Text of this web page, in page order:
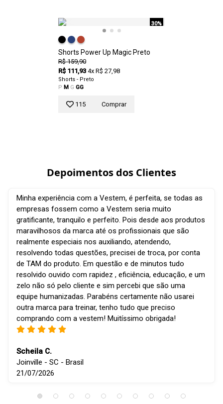
30%
Shorts Power Up Magic Preto
R$ 159,90
R$ 111,93 4x R$ 27,98
Shorts - Preto
P M G GG
115 Comprar
Depoimentos dos Clientes
Minha experiência com a Vestem, é perfeita, se todas as
empresas fossem como a Vestem seria muito
gratificante, tranquilo e perfeito. Pois desde aos produtos
maravilhosos da marca até os profissionais que são
realmente especiais nos auxiliando, atendendo,
resolvendo todas questões, precisei de troca, por conta
de TAM do produto. Em questão e de minutos tudo
resolvido ouvido com rapidez , eficiência, educação, e um
zelo não só pelo cliente e sim percebi que são uma
equipe humanizadas. Parabéns certamente não usarei
outra marca para treinar, tenho tudo que preciso
comprando com a vestem! Muitíssimo obrigada!
Scheila C.
Joinville - SC - Brasil
21/07/2026